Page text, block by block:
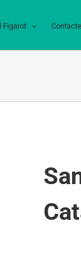
Figarot Contacte